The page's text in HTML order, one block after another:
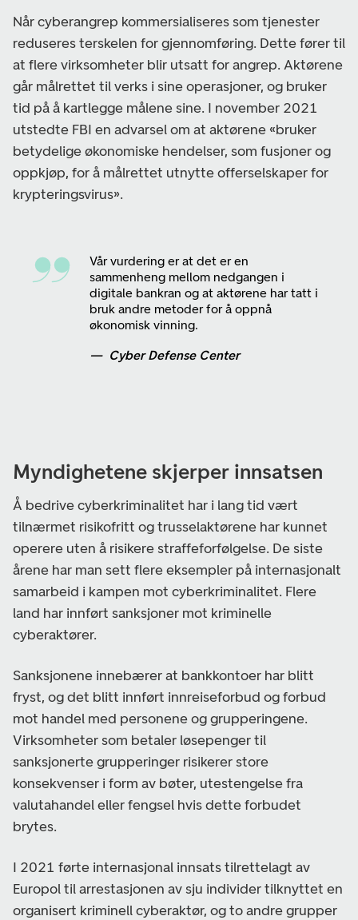
Når cyberangrep kommersialiseres som tjenester
reduseres terskelen for gjennomføring. Dette fører til
at flere virksomheter blir utsatt for angrep. Aktørene
går målrettet til verks i sine operasjoner, og bruker
tid på å kartlegge målene sine. I november 2021
utstedte FBI en advarsel om at aktørene «bruker
betydelige økonomiske hendelser, som fusjoner og
oppkjøp, for å målrettet utnytte offerselskaper for
krypteringsvirus».
Vår vurdering er at det er en
sammenheng mellom nedgangen i
digitale bankran og at aktørene har tatt i
bruk andre metoder for å oppnå
økonomisk vinning.
Cyber Defense Center
Myndighetene skjerper innsatsen
Å bedrive cyberkriminalitet har i lang tid vært
tilnærmet risikofritt og trusselaktørene har kunnet
operere uten å risikere straffeforfølgelse. De siste
årene har man sett flere eksempler på internasjonalt
samarbeid i kampen mot cyberkriminalitet. Flere
land har innført sanksjoner mot kriminelle
cyberaktører.
Sanksjonene innebærer at bankkontoer har blitt
fryst, og det blitt innført innreiseforbud og forbud
mot handel med personene og grupperingene.
Virksomheter som betaler løsepenger til
sanksjonerte grupperinger risikerer store
konsekvenser i form av bøter, utestengelse fra
valutahandel eller fengsel hvis dette forbudet
brytes.
I 2021 førte internasjonal innsats tilrettelagt av
Europol til arrestasjonen av sju individer tilknyttet en
organisert kriminell cyberaktør, og to andre grupper